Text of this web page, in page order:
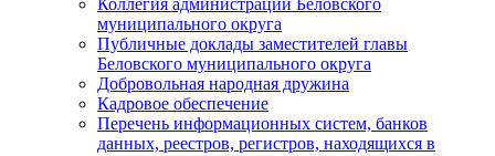
Коллегия администрации Беловского
муниципального округа
Публичные доклады заместителей главы
Беловского муниципального округа
Добровольная народная дружина
Кадровое обеспечение
Перечень информационных систем, банков
данных, реестров, регистров, находящихся в